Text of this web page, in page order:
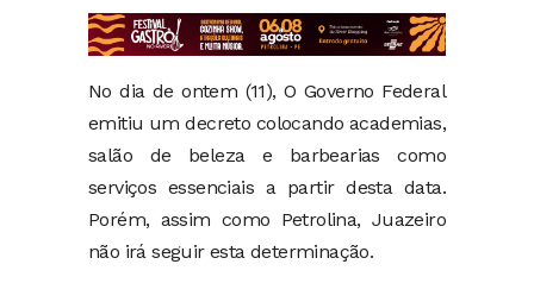
No dia de ontem (11), O Governo Federal
emitiu um decreto colocando academias,
salão de beleza e barbearias como
serviços essenciais a partir desta data.
Porém, assim como Petrolina, Juazeiro
não irá seguir esta determinação.